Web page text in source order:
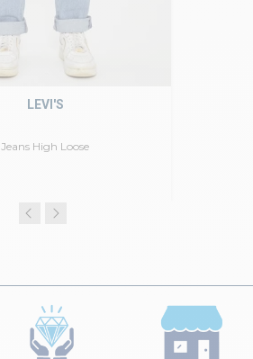
Jeans High Loose
LEVI'S